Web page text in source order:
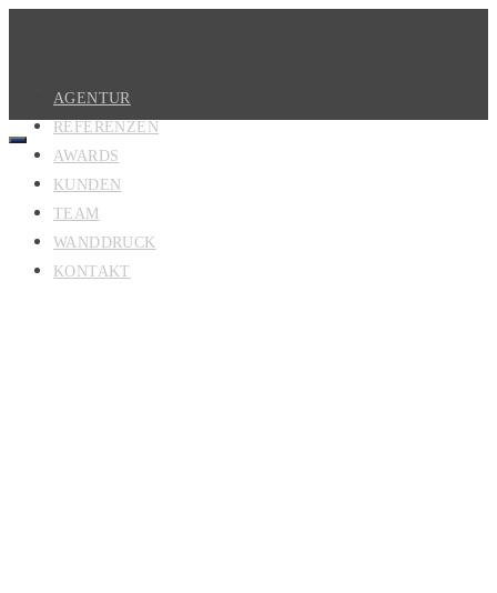
AGENTUR
REFERENZEN
AWARDS
KUNDEN
TEAM
WANDDRUCK
KONTAKT